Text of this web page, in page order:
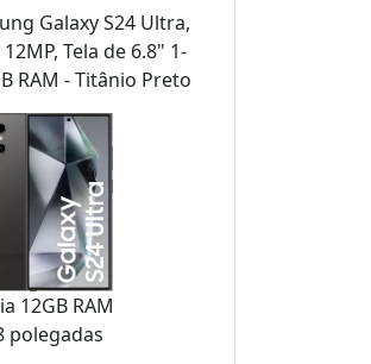
Galaxy S24 Ultra,
Tela de 6.8" 1-
RAM - Titânio Preto
12GB RAM
polegadas